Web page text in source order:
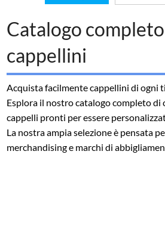
Catalogo
cappellini
Acquista facilmente cappellini di ogni
Esplora il nostro catalogo completo di
cappelli pronti per essere
La nostra ampia selezione è pensata
merchandising e marchi di